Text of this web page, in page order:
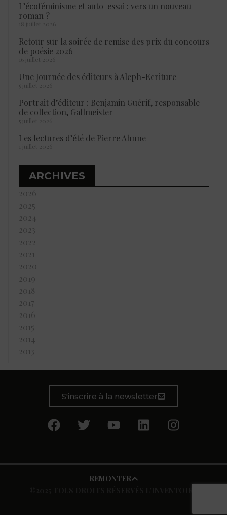
L’écoféminisme et auto-essai : vers un nouveau
roman ?
18 juillet 2026
Retour sur la soirée de remise des prix du concours
de poésie 2026
16 juillet 2026
Une Journée des éditeurs à Aleph-Ecriture
5 juillet 2026
Portrait d’éditeur : Benjamin Guérif, responsable
de collection, Gallmeister
5 juillet 2026
Les lectures d’été de Pierre Ahnne
1 juillet 2026
ARCHIVES
2026
2025
2024
2023
2022
2021
2020
2019
2018
2017
2016
2015
2014
2013
S'inscrire à la newsletter
REMONTER